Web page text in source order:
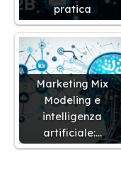
pratica
Marketing Mix
Modeling e
intelligenza
artificiale:…